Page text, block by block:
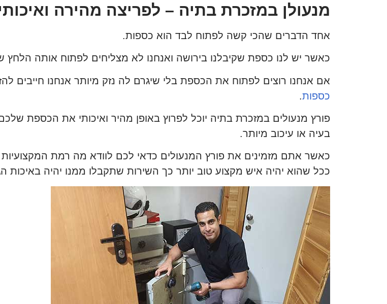
מנעולן במזכרת בתיה – לפריצה מהירה
אחד הדברים שהכי קשה לפתוח לבד הוא כספות.
כאשר יש לנו כספת שקיבלנו בירושה ואנחנו לא מצליחים לפתוח אותה הלחץ
אם אנחנו רוצים לפתוח את הכספת בלי שיגרם לה נזק מיותר אנחנו חייבים
כספות.
פורץ מנעולים במזכרת בתיה יוכל לפרוץ באופן מהיר ואיכותי את הכספת
בעיה או עיכוב מיותר.
כאשר אתם מזמינים את פורץ המנעולים כדאי לכם לוודא מה רמת המקצועיות
ככל שהוא יהיה איש מקצוע טוב יותר כך השירות שתקבלו ממנו יהיה באיכות